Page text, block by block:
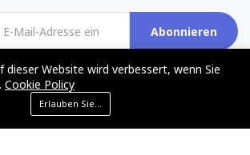
Abonnieren
dieser Website wird verbessert, wenn Sie
Cookie Policy
Erlauben Sie Cookies